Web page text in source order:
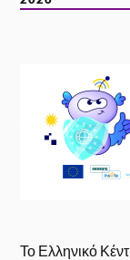
Το Ελληνικό